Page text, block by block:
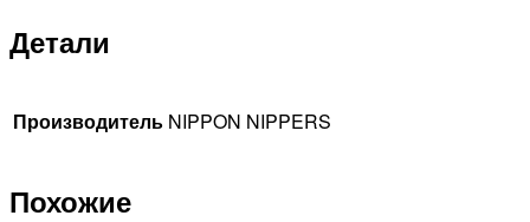
Детали
Производитель NIPPON NIPPERS
Похожие